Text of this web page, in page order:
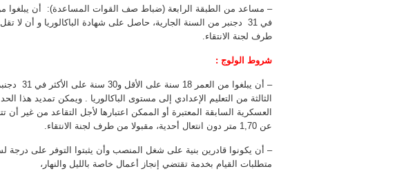
طرف لجنة الانتقاء.
شروط الولوج :
– أن
الثالثة من التعليم الإعدادي إلى مستوى الباكالوريا . ويمكن تمديد هذا
عن 1,70 متر دون انتعال أحدية، مقبولا من طرف لجنة الانتقاء.
– أن يكونوا قادرين بنية على شغل المنصب وأن يثبتوا التوفر على درجة
متطلبات القيام بخدمة تقتضي إنجاز أعمال خاصة بالليل والنهار،